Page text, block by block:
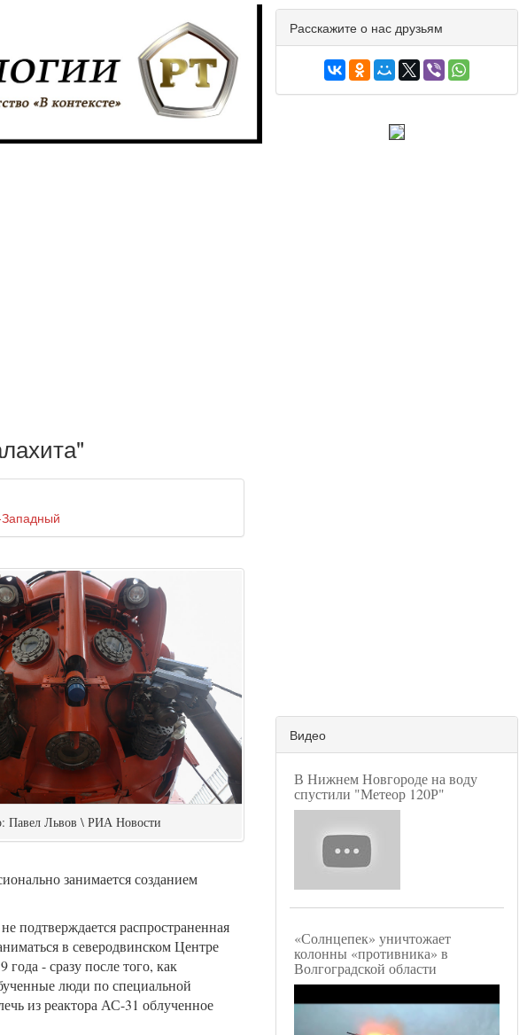
Павел Львов \ РИА Новости
занимается созданием
подтверждается распространенная
в северодвинском Центре
- сразу после того, как
люди по специальной
из реактора АС-31 облученное
Расскажите о нас друзьям
Видео
В Нижнем Новгороде на воду
спустили "Метеор 120Р"
«Солнцепек» уничтожает
колонны «противника» в
Волгоградской области